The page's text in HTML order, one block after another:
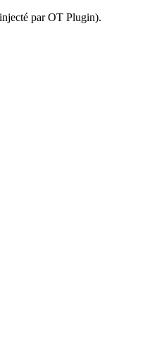
par OT Plugin).